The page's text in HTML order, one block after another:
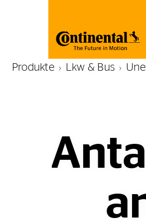
Produkte Lkw & Bus